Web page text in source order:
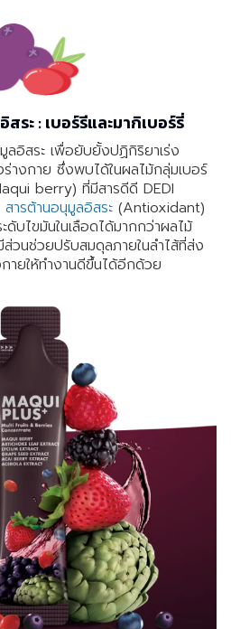
ระ : เบอร์รีและมากิเบอร์รี่
ลอิสระ เพื่อยับยั้งปฏิกิริยาเร่ง
างกาย ซึ่งพบได้ในผลไม้กลุ่มเบอร์
berry) ที่มีสารดีดี DEDI
สารต้านอนุมูลอิสระ (Antioxidant)
บไขมันในเลือดได้มากกว่าผลไม้
วนช่วยปรับสมดุลภายในลำไส้ที่ส่ง
ายให้ทำงานดีขึ้นได้อีกด้วย